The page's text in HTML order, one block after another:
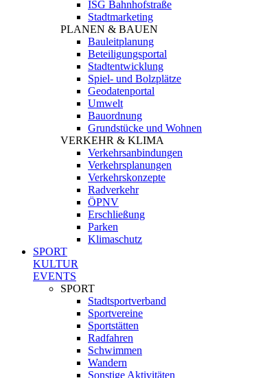
ISG Bahnhofstraße
Stadtmarketing
PLANEN & BAUEN
Bauleitplanung
Beteiligungsportal
Stadtentwicklung
Spiel- und Bolzplätze
Geodatenportal
Umwelt
Bauordnung
Grundstücke und Wohnen
VERKEHR & KLIMA
Verkehrsanbindungen
Verkehrsplanungen
Verkehrskonzepte
Radverkehr
ÖPNV
Erschließung
Parken
Klimaschutz
SPORT
KULTUR
EVENTS
SPORT
Stadtsportverband
Sportvereine
Sportstätten
Radfahren
Schwimmen
Wandern
Sonstige Aktivitäten